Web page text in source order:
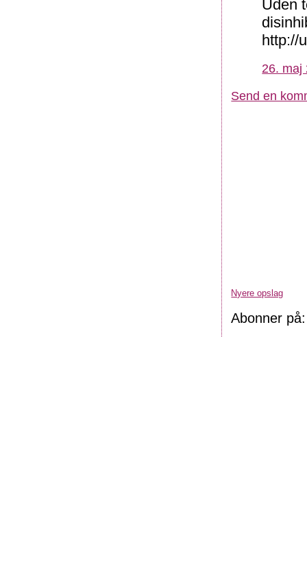
Uden
http://
26. maj
Send en
Nyere opslag
Abonner